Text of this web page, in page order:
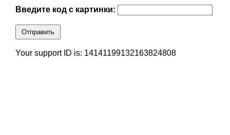
Введите код с картинки:
Отправить
Your support ID is: 14141199132163824808